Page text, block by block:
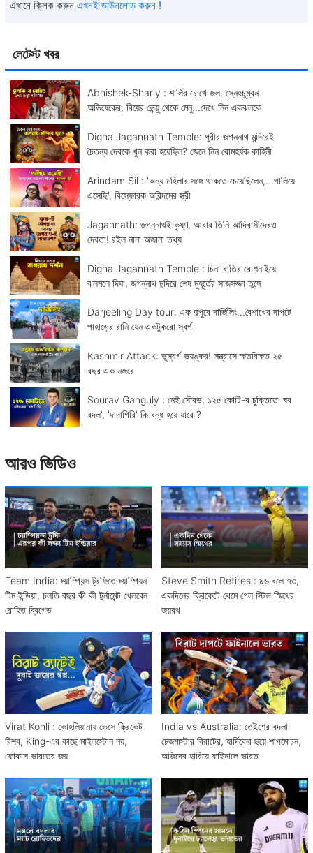
লেটেস্ট খবর
Abhishek-Sharly : শার্লির চোখে জল, স্নেহচুম্বন
অভিষেকের, বিয়ের ভেন্য়ু থেকে মেনু...দেখে নিন একঝলকে
Digha Jagannath Temple: পুরীর জগন্নাথ মন্দিরেই
চৈতন্য দেবকে খুন করা হয়েছিল? জেনে নিন রোমহর্ষক কাহিনী
Arindam Sil : 'অন্য মহিলার সঙ্গে থাকতে চেয়েছিলেন,...পালিয়ে
এসেছি', বিস্ফোরক অরিন্দমের স্ত্রী
Jagannath: জগন্নাথই কৃষ্ণ, আবার তিনি আদিবাসীদেরও
দেবতা! রইল নানা অজানা তথ্য
Digha Jagannath Temple : চিনা বাতির রোশনাইয়ে
ঝলমলে দিঘা, জগন্নাথ মন্দিরে শেষ মুহূর্তের সাজসজ্জা তুঙ্গে
Darjeeling Day tour: এক দুপুরে দার্জিলিং...বৈশাখের দাপটে
পাহাড়ের রানি যেন একটুকরো স্বর্গ
Kashmir Attack: ভূস্বর্গ ভয়ঙ্কর! সন্ত্রাসে ক্ষতবিক্ষত ২৫
বছর এক নজরে
Sourav Ganguly : নেই সৌরভ, ১২৫ কোটি-র চুক্তিতে 'ঘর
বদল', 'দাদাগিরি' কি বন্ধ হয়ে যাবে ?
এখানে ক্লিক করুন এখনই ডাউনলোড করুন !
আরও ভিডিও
Team India: চ্য়াম্পিয়ন্স ট্রফিতে চ্য়াম্পিয়ন
টিম ইন্ডিয়া, চলতি বছর কী কী টুর্নামেন্ট খেলবেন
রোহিত ব্রিগেড
Steve Smith Retires : ৯৬ বলে ৭৩,
একদিনের ক্রিকেটে থেমে গেল স্টিভ স্মিথের
জয়রথ
Virat Kohli : কোহলিয়ানায় ভেসে ক্রিকেট
বিশ্ব, King-এর কাছে মাইলস্টোন নয়,
ফোকাস ভারতের জয়
India vs Australia: তেইশের বদলা
চেজমাস্টার বিরাটের, হার্দিকের ছয়ে শাপমোচন,
অজিদের হারিয়ে ফাইনালে ভারত